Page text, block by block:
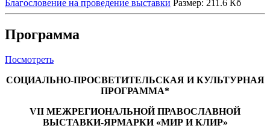
Благословение на проведение выставки Размер: 211.6 Кб
Программа
Посмотреть
СОЦИАЛЬНО-ПРОСВЕТИТЕЛЬСКАЯ И КУЛЬТУРНАЯ
ПРОГРАММА*
VII МЕЖРЕГИОНАЛЬНОЙ ПРАВОСЛАВНОЙ
ВЫСТАВКИ-ЯРМАРКИ «МИР И КЛИР»